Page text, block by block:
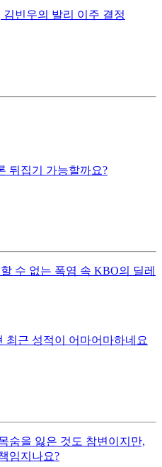
빈우의 발리 이주 결정
뒤집기 가능할까요?
수 없는 폭염 속 KBO의 딜레
최근 성적이 어마어마하네요
숨을 잃은 것도 참변이지만,
임지나요?